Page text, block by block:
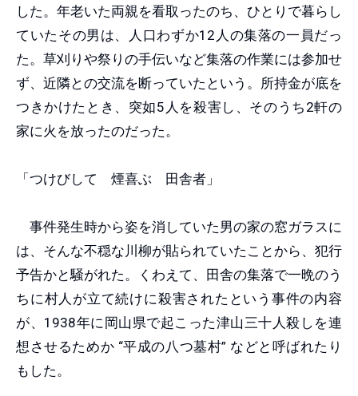
した。年老いた両親を看取ったのち、ひとりで暮らし
ていたその男は、人口わずか12人の集落の一員だっ
た。草刈りや祭りの手伝いなど集落の作業には参加せ
ず、近隣との交流を断っていたという。所持金が底を
つきかけたとき、突如5人を殺害し、そのうち2軒の
家に火を放ったのだった。
「つけびして 煙喜ぶ 田舎者」
事件発生時から姿を消していた男の家の窓ガラスに
は、そんな不穏な川柳が貼られていたことから、犯行
予告かと騒がれた。くわえて、田舎の集落で一晩のう
ちに村人が立て続けに殺害されたという事件の内容
が、1938年に岡山県で起こった津山三十人殺しを連
想させるためか “平成の八つ墓村” などと呼ばれたり
もした。